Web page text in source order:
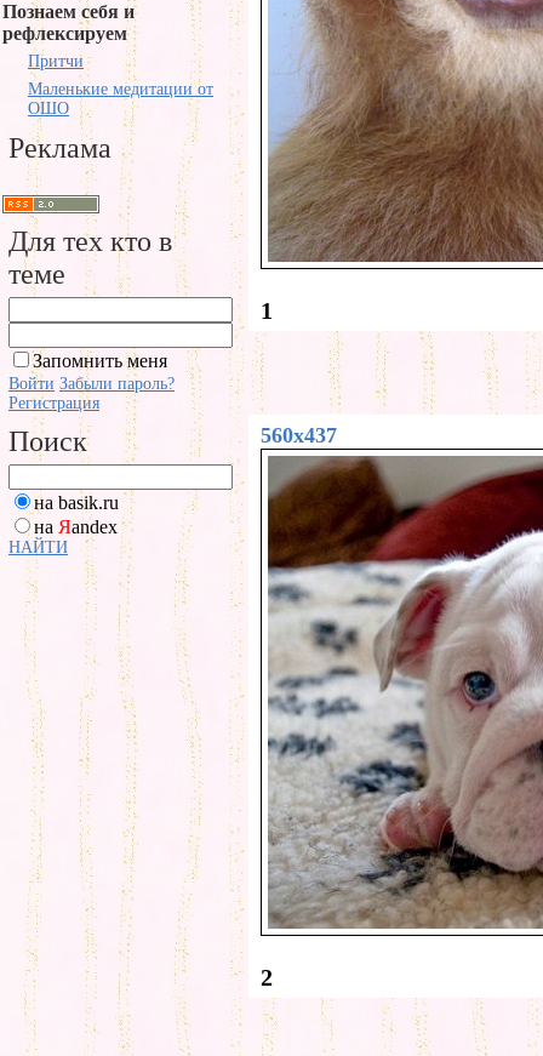
Познаем себя и
рефлексируем
Притчи
Маленькие медитации от
ОШО
Реклама
Для тех кто в
теме
Запомнить меня
Войти Забыли пароль?
Регистрация
Поиск
на basik.ru
на Яandex
НАЙТИ
1
560x437
2